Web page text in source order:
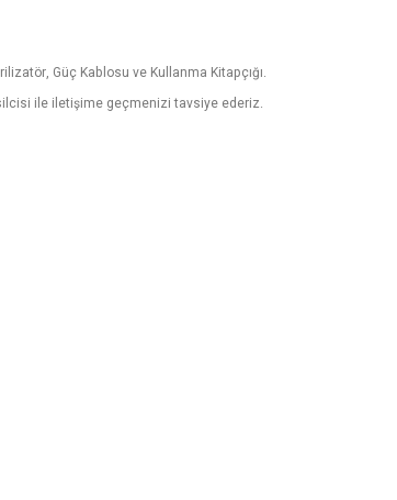
Güç Kablosu ve Kullanma Kitapçığı.
ile iletişime geçmenizi tavsiye ederiz.